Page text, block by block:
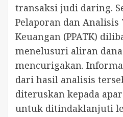
transaksi judi daring.
Pelaporan dan Analisis
Keuangan (PPATK)
menelusuri aliran
mencurigakan.
dari hasil analisis
diteruskan kepada
untuk ditindaklanjuti